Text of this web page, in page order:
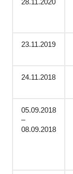
23.11.2019
24.11.2018
05.09.2018
–
08.09.2018